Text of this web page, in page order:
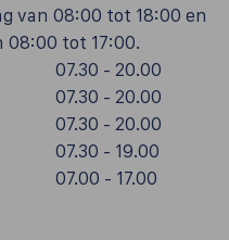
van 08:00 tot 18:00 en
08:00 tot 17:00.
07.30 - 20.00
07.30 - 20.00
07.30 - 20.00
07.30 - 19.00
07.00 - 17.00